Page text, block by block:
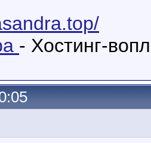
- Хостинг-